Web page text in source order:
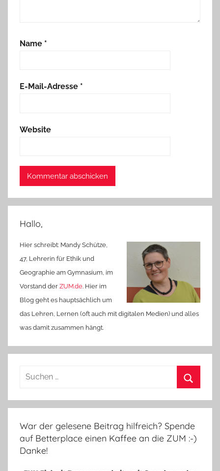
Name *
E-Mail-Adresse *
Website
Hallo,
Hier schreibt: Mandy Schütze,
47, Lehrerin für Ethik und
Geographie am Gymnasium, im
Vorstand der ZUM.de. Hier im
Blog geht es hauptsächlich um
das Lehren, Lernen (oft auch mit digitalen Medien) und alles
was damit zusammen hängt.
Suchen
War der gelesene Beitrag hilfreich? Spende
auf Betterplace einen Kaffee an die ZUM :-)
Danke!